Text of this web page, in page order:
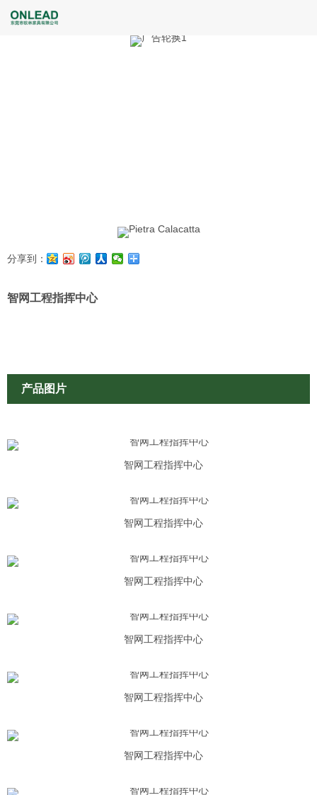
分享到：
智网工程指挥中心
产品图片
智网工程指挥中心
智网工程指挥中心
智网工程指挥中心
智网工程指挥中心
智网工程指挥中心
智网工程指挥中心